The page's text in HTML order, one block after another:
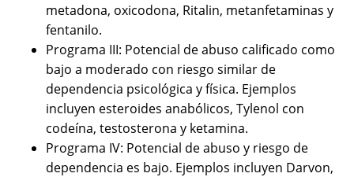
metadona, oxicodona, Ritalin, metanfetaminas y
fentanilo.
Programa III: Potencial de abuso calificado como
bajo a moderado con riesgo similar de
dependencia psicológica y física. Ejemplos
incluyen esteroides anabólicos, Tylenol con
codeína, testosterona y ketamina.
Programa IV: Potencial de abuso y riesgo de
dependencia es bajo. Ejemplos incluyen Darvon,